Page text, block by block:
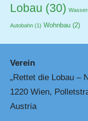
Lobau (30)
Autobahn (1) Wohnbau (2)
Verein
„Rettet die Lobau –
1220 Wien,
Austria